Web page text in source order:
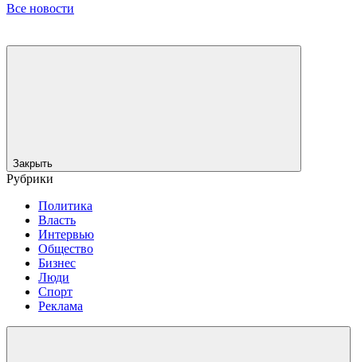
Все новости
Закрыть
Рубрики
Политика
Власть
Интервью
Общество
Бизнес
Люди
Спорт
Реклама